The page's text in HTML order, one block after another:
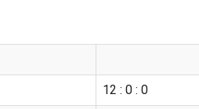
12 : 0 : 0